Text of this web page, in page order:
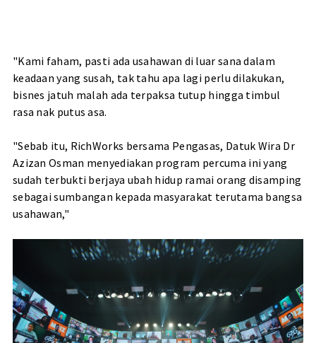
"Kami faham, pasti ada usahawan di luar sana dalam
keadaan yang susah, tak tahu apa lagi perlu dilakukan,
bisnes jatuh malah ada terpaksa tutup hingga timbul
rasa nak putus asa.
"Sebab itu, RichWorks bersama Pengasas, Datuk Wira Dr
Azizan Osman menyediakan program percuma ini yang
sudah terbukti berjaya ubah hidup ramai orang disamping
sebagai sumbangan kepada masyarakat terutama bangsa
usahawan,"